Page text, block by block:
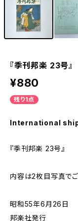
『季刊邦楽 23号』
¥880
残り1点
International
『季刊邦楽 23号』
内容は2枚目写真でご
昭和55年6月26日
邦楽社発行